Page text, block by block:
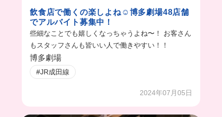
飲食店で働くの楽しよね☺︎博多劇場48店舗
でアルバイト募集中！
些細なことでも嬉しくなっちゃうよね〜！ お客さん
もスタッフさんも皆いい人で働きやすい！！
博多劇場
#JR成田線
2024年07月05日